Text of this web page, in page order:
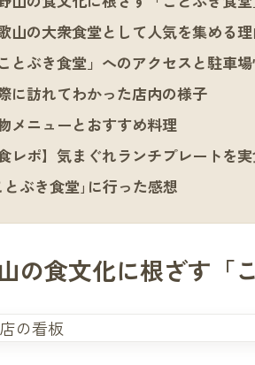
山の大衆食堂として人気を集める
ことぶき食堂」へのアクセスと駐車
に訪れてわかった店内の様子
メニューとおすすめ料理
食レポ】気まぐれランチプレートを
とぶき食堂｣に行った感想
の食文化に根ざす「